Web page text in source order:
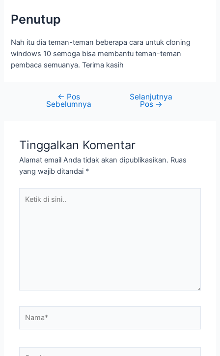
Penutup
Nah itu dia teman-teman beberapa cara untuk cloning
windows 10 semoga bisa membantu teman-teman
pembaca semuanya. Terima kasih
← Pos
Sebelumnya
Selanjutnya
Pos →
Tinggalkan Komentar
Alamat email Anda tidak akan dipublikasikan. Ruas
yang wajib ditandai *